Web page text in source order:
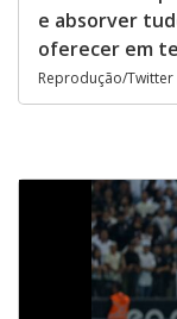
e absorver
oferecer em
Reprodução/Twitter